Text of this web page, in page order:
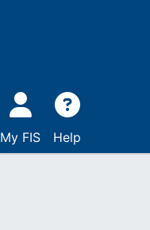
My FIS Help